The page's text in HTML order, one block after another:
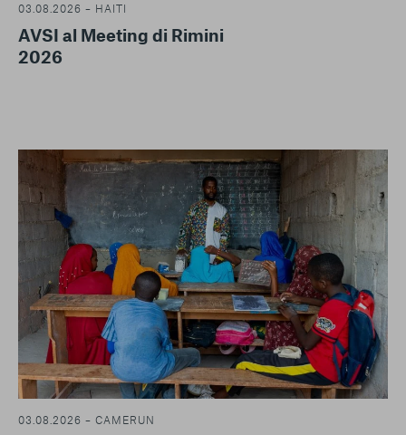
03.08.2026 – HAITI
AVSI al Meeting di Rimini
2026
03.08.2026 – CAMERUN